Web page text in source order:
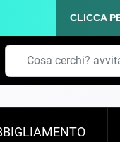
CLICCA